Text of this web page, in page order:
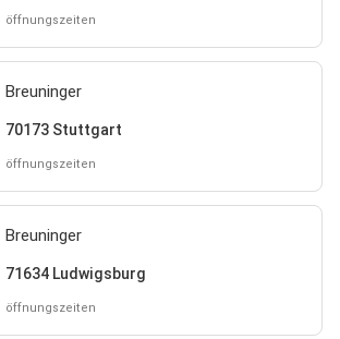
öffnungszeiten
Breuninger
70173 Stuttgart
öffnungszeiten
Breuninger
71634 Ludwigsburg
öffnungszeiten